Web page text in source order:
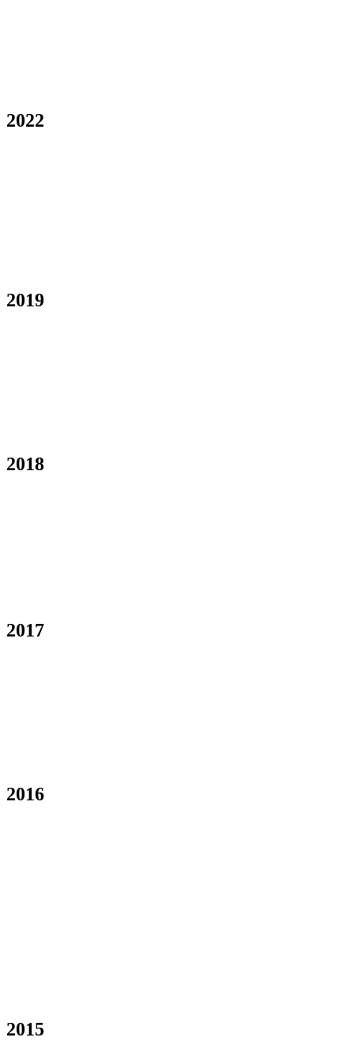
2022
2019
2018
2017
2016
2015